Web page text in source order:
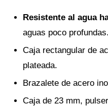
Resistente al agua
aguas poco profundas.
Caja rectangular de
plateada.
Brazalete de acero
Caja de 23 mm,